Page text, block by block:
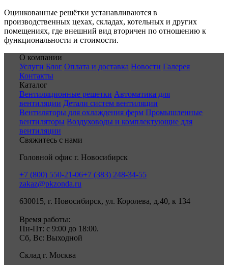
Оцинкованные решётки устанавливаются в
производственных цехах, складах, котельных и других
помещениях, где внешний вид вторичен по отношению к
функциональности и стоимости.
О компании
Услуги Блог Оплата и доставка Новости Галерея
Контакты
Каталог
Вентиляционные решетки Автоматика для
вентиляции Детали систем вентиляции
Вентиляторы для охлаждения ферм Промышленные
вентиляторы Воздуховоды и комплектующие для
вентиляции
Свяжитесь с нами
Головной офис г. Новосибирск
+7 (800) 550-21-06+7 (383) 248-34-55
zakaz@pkzonda.ru
630015, г. Новосибирск, ул. Королева, д.40, к 134
Время работы:
Пн-Пт: с 9:00 до 18:00.
Сб, Вс: Выходной
Склад г. Москва